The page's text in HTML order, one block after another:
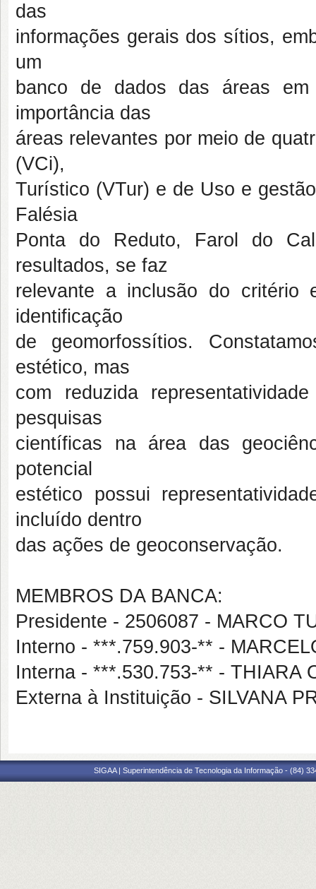
das
informações gerais dos sítios,
um
banco de dados das áreas
importância das
áreas relevantes por meio de
(VCi),
Turístico (VTur) e de Uso e
Falésia
Ponta do Reduto, Farol do
resultados, se faz
relevante a inclusão do
identificação
de geomorfossítios.
estético, mas
com reduzida
pesquisas
científicas na área das
potencial
estético possui
incluído dentro
das ações de geoconservação.
MEMBROS DA BANCA:
Presidente - 2506087 - MARCO
Interno - ***.759.903-** -
Interna - ***.530.753-** - THIARA
Externa à Instituição - SILVANA
SIGAA | Superintendência de Tecnologia da Informação - (84)